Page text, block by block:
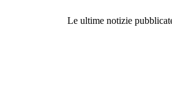
Le ultime notizie